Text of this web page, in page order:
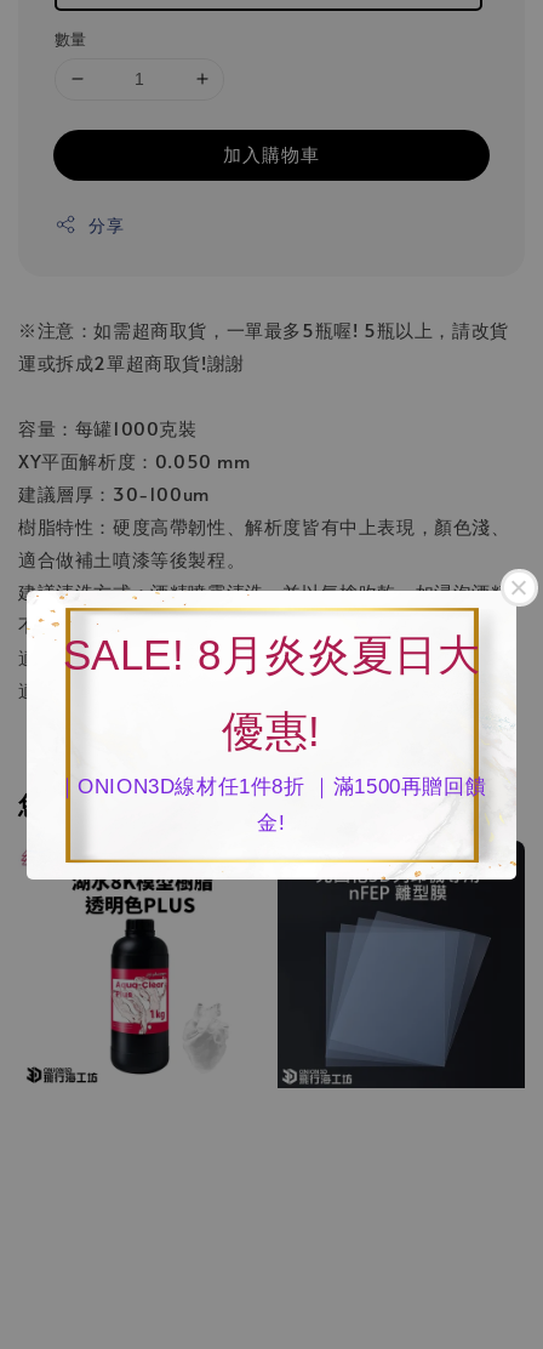
SALE! 8月炎炎夏日大
優惠!
｜ONION3D線材任1件8折 ｜滿1500再贈回饋
金!
數量
加入購物車
分享
※注意：如需超商取貨，一單最多5瓶喔! 5瓶以上，請改貨
運或拆成2單超商取貨!謝謝
容量：每罐1000克裝
XY平面解析度：0.050 mm
建議層厚：30-100um
樹脂特性：硬度高帶韌性、解析度皆有中上表現，顏色淺、
適合做補土噴漆等後製程。
建議清洗方式：酒精噴霧清洗、並以氣槍吹乾，如浸泡酒精
不宜超過30秒
適用機種：LCD 3D列印機
適合用途：人偶公仔輸出、工業零件打樣
您可能也喜歡